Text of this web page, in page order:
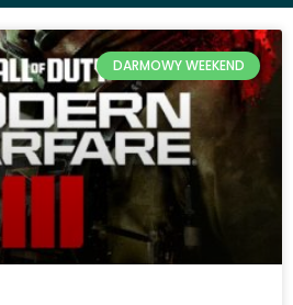
DARMOWY WEEKEND